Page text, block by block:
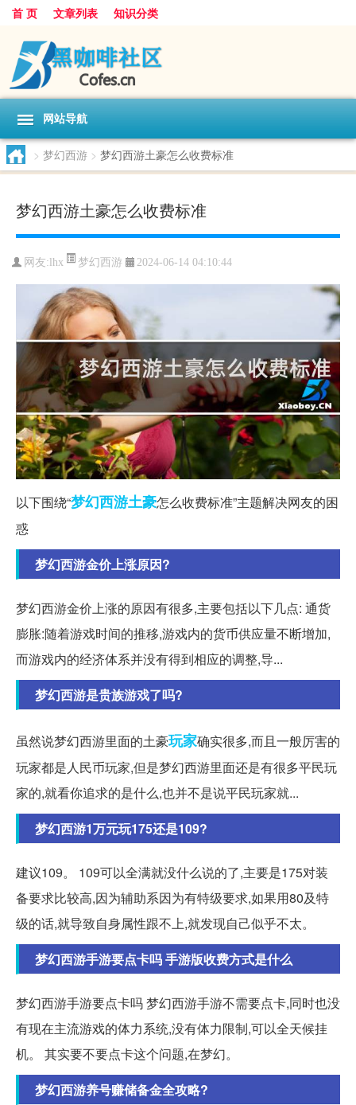
首 页 文章列表 知识分类
网站导航
> 梦幻西游 > 梦幻西游土豪怎么收费标准
梦幻西游土豪怎么收费标准
网友: lhx 梦幻西游 2024-06-14 04:10:44
以下围绕“梦幻西游土豪怎么收费标准”主题解决网友的困
惑
梦幻西游金价上涨原因?
梦幻西游金价上涨的原因有很多,主要包括以下几点: 通货
膨胀:随着游戏时间的推移,游戏内的货币供应量不断增加,
而游戏内的经济体系并没有得到相应的调整,导...
梦幻西游是贵族游戏了吗?
虽然说梦幻西游里面的土豪玩家确实很多,而且一般厉害的
玩家都是人民币玩家,但是梦幻西游里面还是有很多平民玩
家的,就看你追求的是什么,也并不是说平民玩家就...
梦幻西游1万元玩175还是109?
建议109。 109可以全满就没什么说的了,主要是175对装
备要求比较高,因为辅助系因为有特级要求,如果用80及特
级的话,就导致自身属性跟不上,就发现自己似乎不太。
梦幻西游手游要点卡吗 手游版收费方式是什么
梦幻西游手游要点卡吗 梦幻西游手游不需要点卡,同时也没
有现在主流游戏的体力系统,没有体力限制,可以全天候挂
机。 其实要不要点卡这个问题,在梦幻。
梦幻西游养号赚储备金全攻略?